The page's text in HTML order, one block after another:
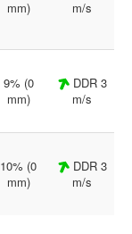
mm)
m/s
9% (0
mm)
DDR 3
m/s
10% (0
mm)
DDR 3
m/s